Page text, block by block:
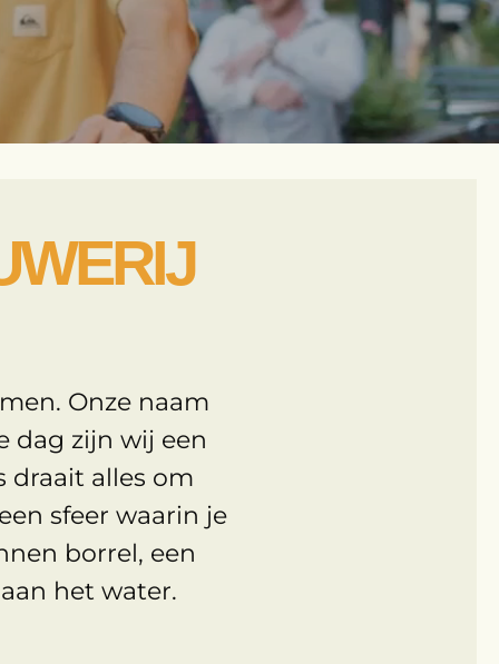
Onze naam
dag zijn wij een
draait alles om
sfeer waarin je
borrel, een
het water.